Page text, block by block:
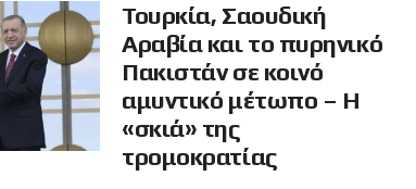
Τουρκία, Σαουδική
Αραβία και το πυρηνικό
Πακιστάν σε κοινό
αμυντικό μέτωπο – Η
«σκιά» της
τρομοκρατίας